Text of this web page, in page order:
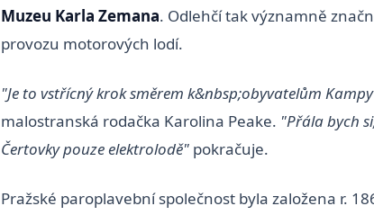
Muzeu Karla Zemana. Odlehčí tak významně
provozu motorových lodí.
"Je to vstřícný krok směrem k&nbsp;obyvatelům
malostranská rodačka Karolina Peake. "Přála bych
Čertovky pouze elektrolodě" pokračuje.
Pražské paroplavební společnost byla založena r.